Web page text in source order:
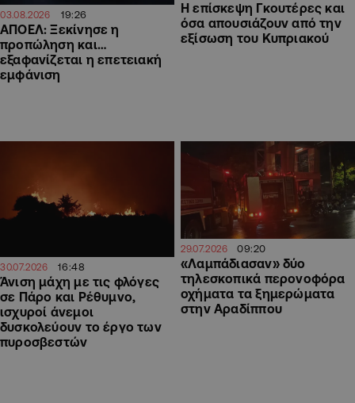
03.08.2026 19:26
ΑΠΟΕΛ: Ξεκίνησε η
προπώληση και…
εξαφανίζεται η επετειακή
εμφάνιση
Η επίσκεψη Γκουτέρες και
όσα απουσιάζουν από την
εξίσωση του Κυπριακού
30.07.2026 16:48
Άνιση μάχη με τις φλόγες
σε Πάρο και Ρέθυμνο,
ισχυροί άνεμοι
δυσκολεύουν το έργο των
πυροσβεστών
29.07.2026 09:20
«Λαμπάδιασαν» δύο
τηλεσκοπικά περονοφόρα
οχήματα τα ξημερώματα
στην Αραδίππου